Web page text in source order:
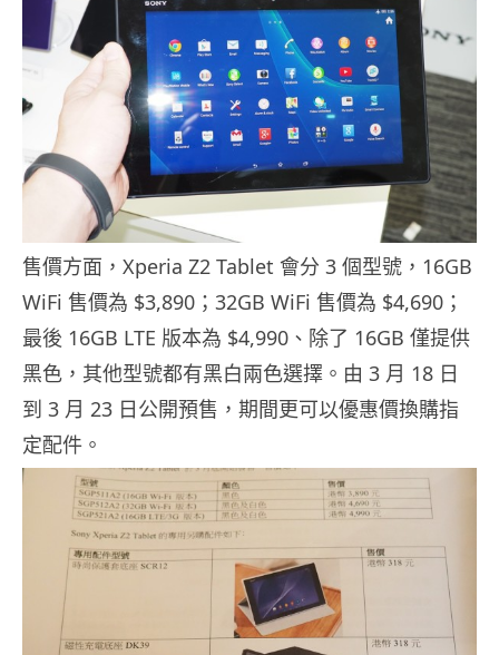
售價方面，Xperia Z2 Tablet 會分 3 個型號，16GB
WiFi 售價為 $3,890；32GB WiFi 售價為 $4,690；
最後 16GB LTE 版本為 $4,990、除了 16GB 僅提供
黑色，其他型號都有黑白兩色選擇。由 3 月 18 日
到 3 月 23 日公開預售，期間更可以優惠價換購指
定配件。